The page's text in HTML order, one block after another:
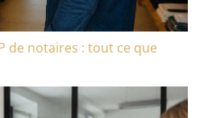
de notaires : tout ce que